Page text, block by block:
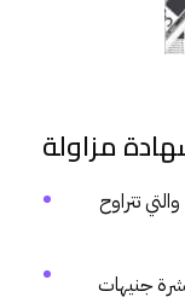
مزاولة
تتراوح
وكذلك عشرة جنيهات